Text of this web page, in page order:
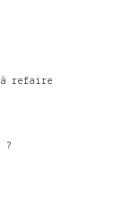
refaire
?